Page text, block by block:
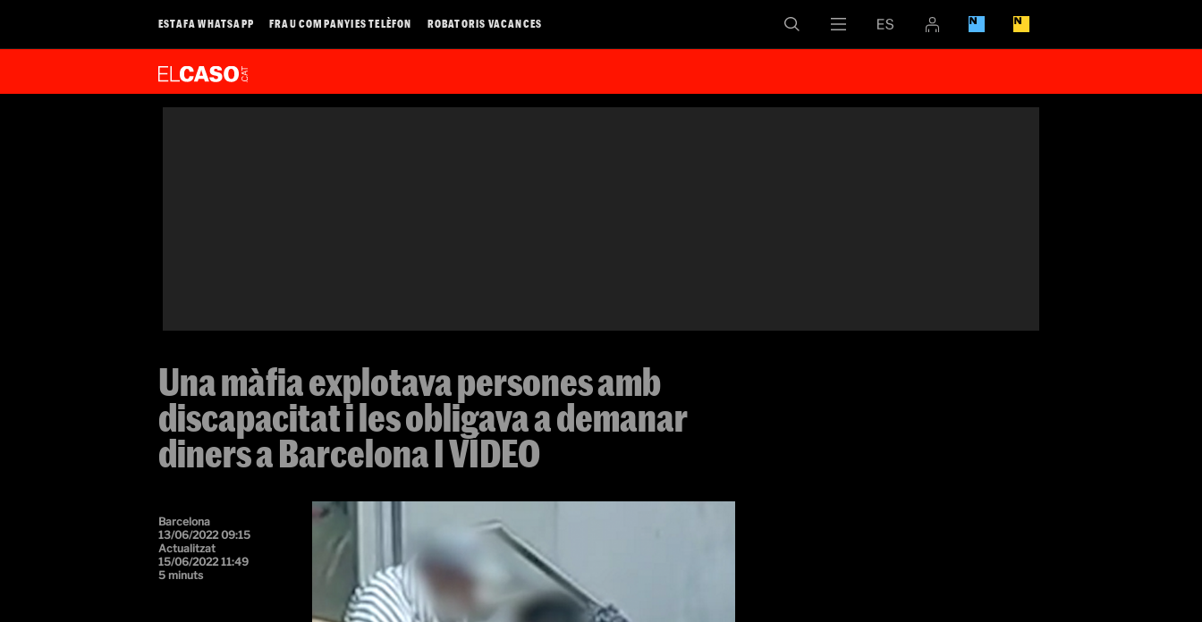
ESTAFA WHATSAPP FRAU COMPANYIES TELÈFON ROBATORIS VACANCES
Una màfia explotava persones amb
discapacitat i les obligava a demanar
diners a Barcelona I VÍDEO
Barcelona
13/06/2022 09:15
Actualitzat
15/06/2022 11:49
5 minuts